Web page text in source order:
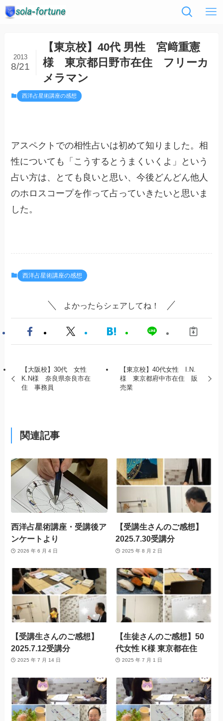
【東京校】40代 男性 宮﨑重憲
様 東京都日野市在住 フリーカ
メラマン
2013
8/21
西洋占星術講座の感想
アスペクトでの相性占いは初めて知りました。相
性についても「こうするとうまくいくよ」という
占い方は、とても良いと思い、今後どんどん他人
のホロスコープを作って占っていきたいと思いま
した。
西洋占星術講座の感想
よかったらシェアしてね！
【大阪校】30代 女性
K.N様 奈良県奈良市在
住 事務員
【東京校】40代女性 I.N.
様 東京都府中市在住 販
売業
関連記事
西洋占星術講座・受講後ア
ンケートより
2026 年 6 月 4 日
【受講生さんのご感想】
2025.7.30受講分
2025 年 8 月 2 日
【受講生さんのご感想】
2025.7.12受講分
2025 年 7 月 14 日
【生徒さんのご感想】50
代女性 K様 東京都在住
2025 年 7 月 1 日